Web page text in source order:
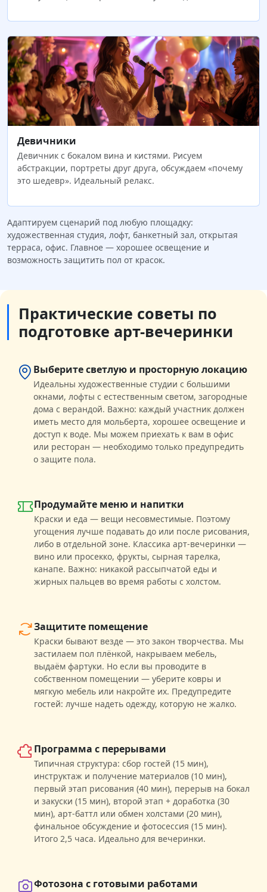
Девичники
Девичник с бокалом вина и кистями. Рисуем
абстракции, портреты друг друга, обсуждаем «почему
это шедевр». Идеальный релакс.
Адаптируем сценарий под любую площадку:
художественная студия, лофт, банкетный зал, открытая
терраса, офис. Главное — хорошее освещение и
возможность защитить пол от красок.
Практические советы по
подготовке арт-вечеринки
Выберите светлую и просторную локацию
Идеальны художественные студии с большими
окнами, лофты с естественным светом, загородные
дома с верандой. Важно: каждый участник должен
иметь место для мольберта, хорошее освещение и
доступ к воде. Мы можем приехать к вам в офис
или ресторан — необходимо только предупредить
о защите пола.
Продумайте меню и напитки
Краски и еда — вещи несовместимые. Поэтому
угощения лучше подавать до или после рисования,
либо в отдельной зоне. Классика арт-вечеринки —
вино или просекко, фрукты, сырная тарелка,
канапе. Важно: никакой рассыпчатой еды и
жирных пальцев во время работы с холстом.
Защитите помещение
Краски бывают везде — это закон творчества. Мы
застилаем пол плёнкой, накрываем мебель,
выдаём фартуки. Но если вы проводите в
собственном помещении — уберите ковры и
мягкую мебель или накройте их. Предупредите
гостей: лучше надеть одежду, которую не жалко.
Программа с перерывами
Типичная структура: сбор гостей (15 мин),
инструктаж и получение материалов (10 мин),
первый этап рисования (40 мин), перерыв на бокал
и закуски (15 мин), второй этап + доработка (30
мин), арт-баттл или обмен холстами (20 мин),
финальное обсуждение и фотосессия (15 мин).
Итого 2,5 часа. Идеально для вечеринки.
Фотозона с готовыми работами